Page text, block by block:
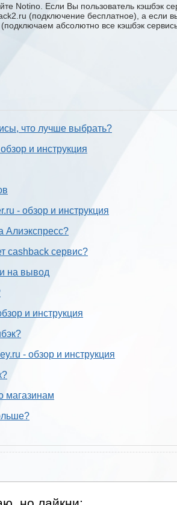
Notino. Если Вы пользователь кэшбэк
(подключение бесплатное), а если
абсолютно все кэшбэк
что лучше выбрать?
и инструкция
- обзор и инструкция
Алиэкспресс?
cashback сервис?
на вывод
и инструкция
- обзор и инструкция
магазинам